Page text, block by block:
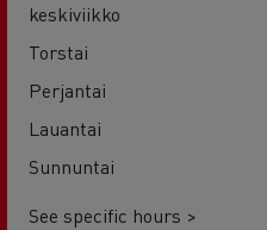
keskiviikko
Torstai
Perjantai
Lauantai
Sunnuntai
See specific hours >